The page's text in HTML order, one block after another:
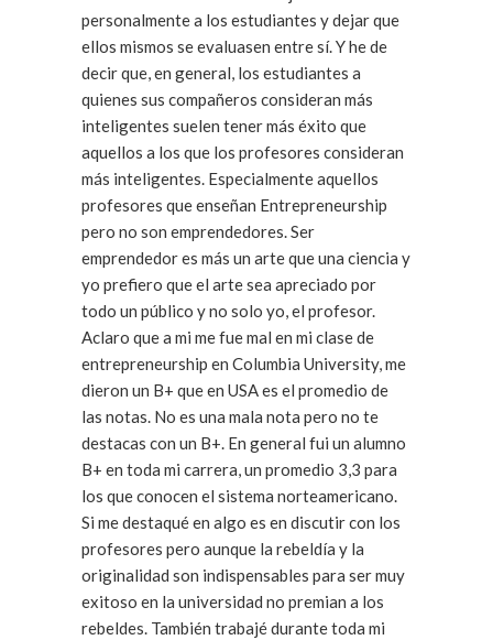
personalmente a los estudiantes y dejar que
ellos mismos se evaluasen entre sí. Y he de
decir que, en general, los estudiantes a
quienes sus compañeros consideran más
inteligentes suelen tener más éxito que
aquellos a los que los profesores consideran
más inteligentes. Especialmente aquellos
profesores que enseñan Entrepreneurship
pero no son emprendedores. Ser
emprendedor es más un arte que una ciencia y
yo prefiero que el arte sea apreciado por
todo un público y no solo yo, el profesor.
Aclaro que a mi me fue mal en mi clase de
entrepreneurship en Columbia University, me
dieron un B+ que en USA es el promedio de
las notas. No es una mala nota pero no te
destacas con un B+. En general fui un alumno
B+ en toda mi carrera, un promedio 3,3 para
los que conocen el sistema norteamericano.
Si me destaqué en algo es en discutir con los
profesores pero aunque la rebeldía y la
originalidad son indispensables para ser muy
exitoso en la universidad no premian a los
rebeldes. También trabajé durante toda mi